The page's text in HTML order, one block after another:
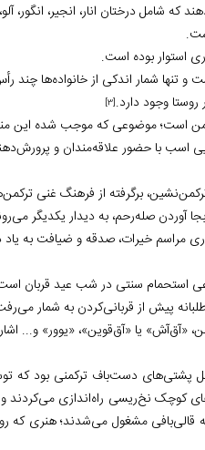
شامل درختان انار، انجیر، انگور،
استوار بوده است.
و تنها شمار اندکی از خانواده‌ها چند
[3]
دلیل پرورش بیش از ۴۰۰ رأس اسب ترکمن است؛ موضوعی که
اسب با حضور علاقه‌مندان و
برگرفته از فرهنگ غنی
آوردن صله‌رحم، به دیدار یکدیگر
مراسم خیرات، صدقه و ضیافت به
استحمام سنتی در شب عید قربان
پیش از قربانی‌کردن به شمار
«آق‌آش» یا «آق‌قوین»، «یوور» و...
پشتی‌های دست‌باف ترکمنی بود که
کوچک نخ‌ریسی راه‌اندازی می‌کردند
مشغول می‌شدند؛ هنری که